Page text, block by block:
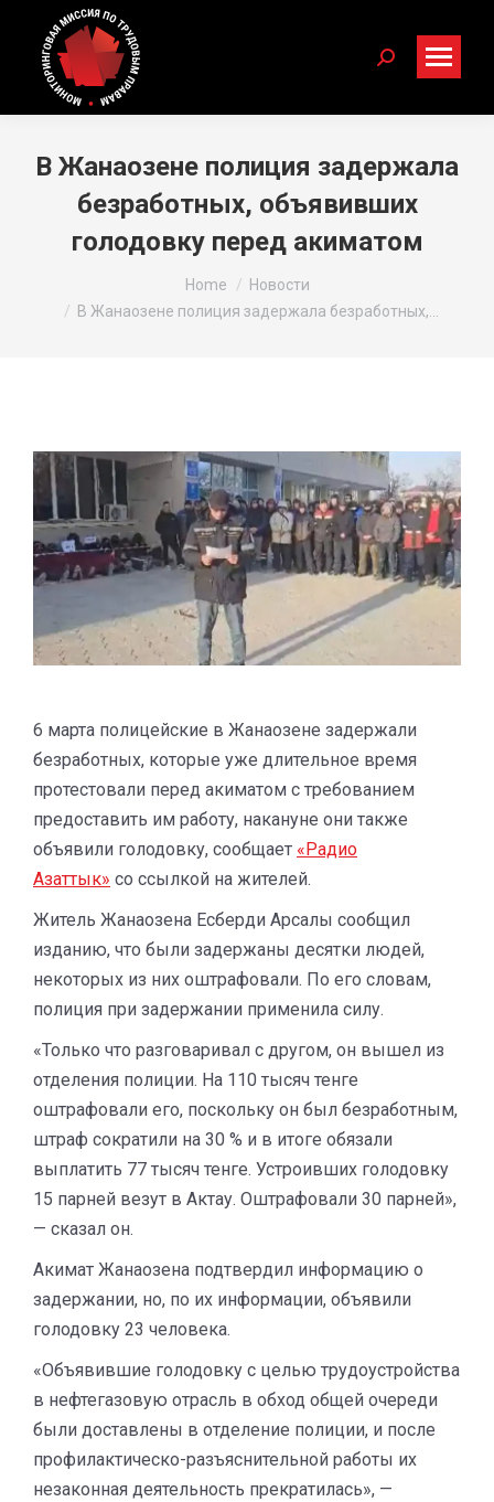
Search:
В Жанаозене полиция задержала
безработных, объявивших
голодовку перед акиматом
Home
Новости
В Жанаозене полиция задержала безработных,…
6 марта полицейские в Жанаозене задержали
безработных, которые уже длительное время
протестовали перед акиматом с требованием
предоставить им работу, накануне они также
объявили голодовку, сообщает «Радио
Азаттык» со ссылкой на жителей.
Житель Жанаозена Есберди Арсалы сообщил
изданию, что были задержаны десятки людей,
некоторых из них оштрафовали. По его словам,
полиция при задержании применила силу.
«Только что разговаривал с другом, он вышел из
отделения полиции. На 110 тысяч тенге
оштрафовали его, поскольку он был безработным,
штраф сократили на 30 % и в итоге обязали
выплатить 77 тысяч тенге. Устроивших голодовку
15 парней везут в Актау. Оштрафовали 30 парней»,
— сказал он.
Акимат Жанаозена подтвердил информацию о
задержании, но, по их информации, объявили
голодовку 23 человека.
«Объявившие голодовку с целью трудоустройства
в нефтегазовую отрасль в обход общей очереди
были доставлены в отделение полиции, и после
профилактическо-разъяснительной работы их
незаконная деятельность прекратилась», —